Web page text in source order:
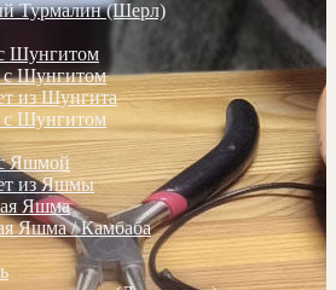
Турмалин (Шерл)
Шунгитом
с Шунгитом
из Шунгита
с Шунгитом
Яшмой
из Яшмы
Яшма
Яшма / Камбаба